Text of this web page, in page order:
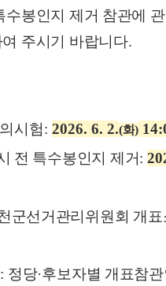
수봉인지 제거 참관에
주시기 바랍니다.
시험: 2026. 6. 2.(화)
전 특수봉인지 제거:
군선거관리위원회 개표
: 정당·후보자별 개표참관